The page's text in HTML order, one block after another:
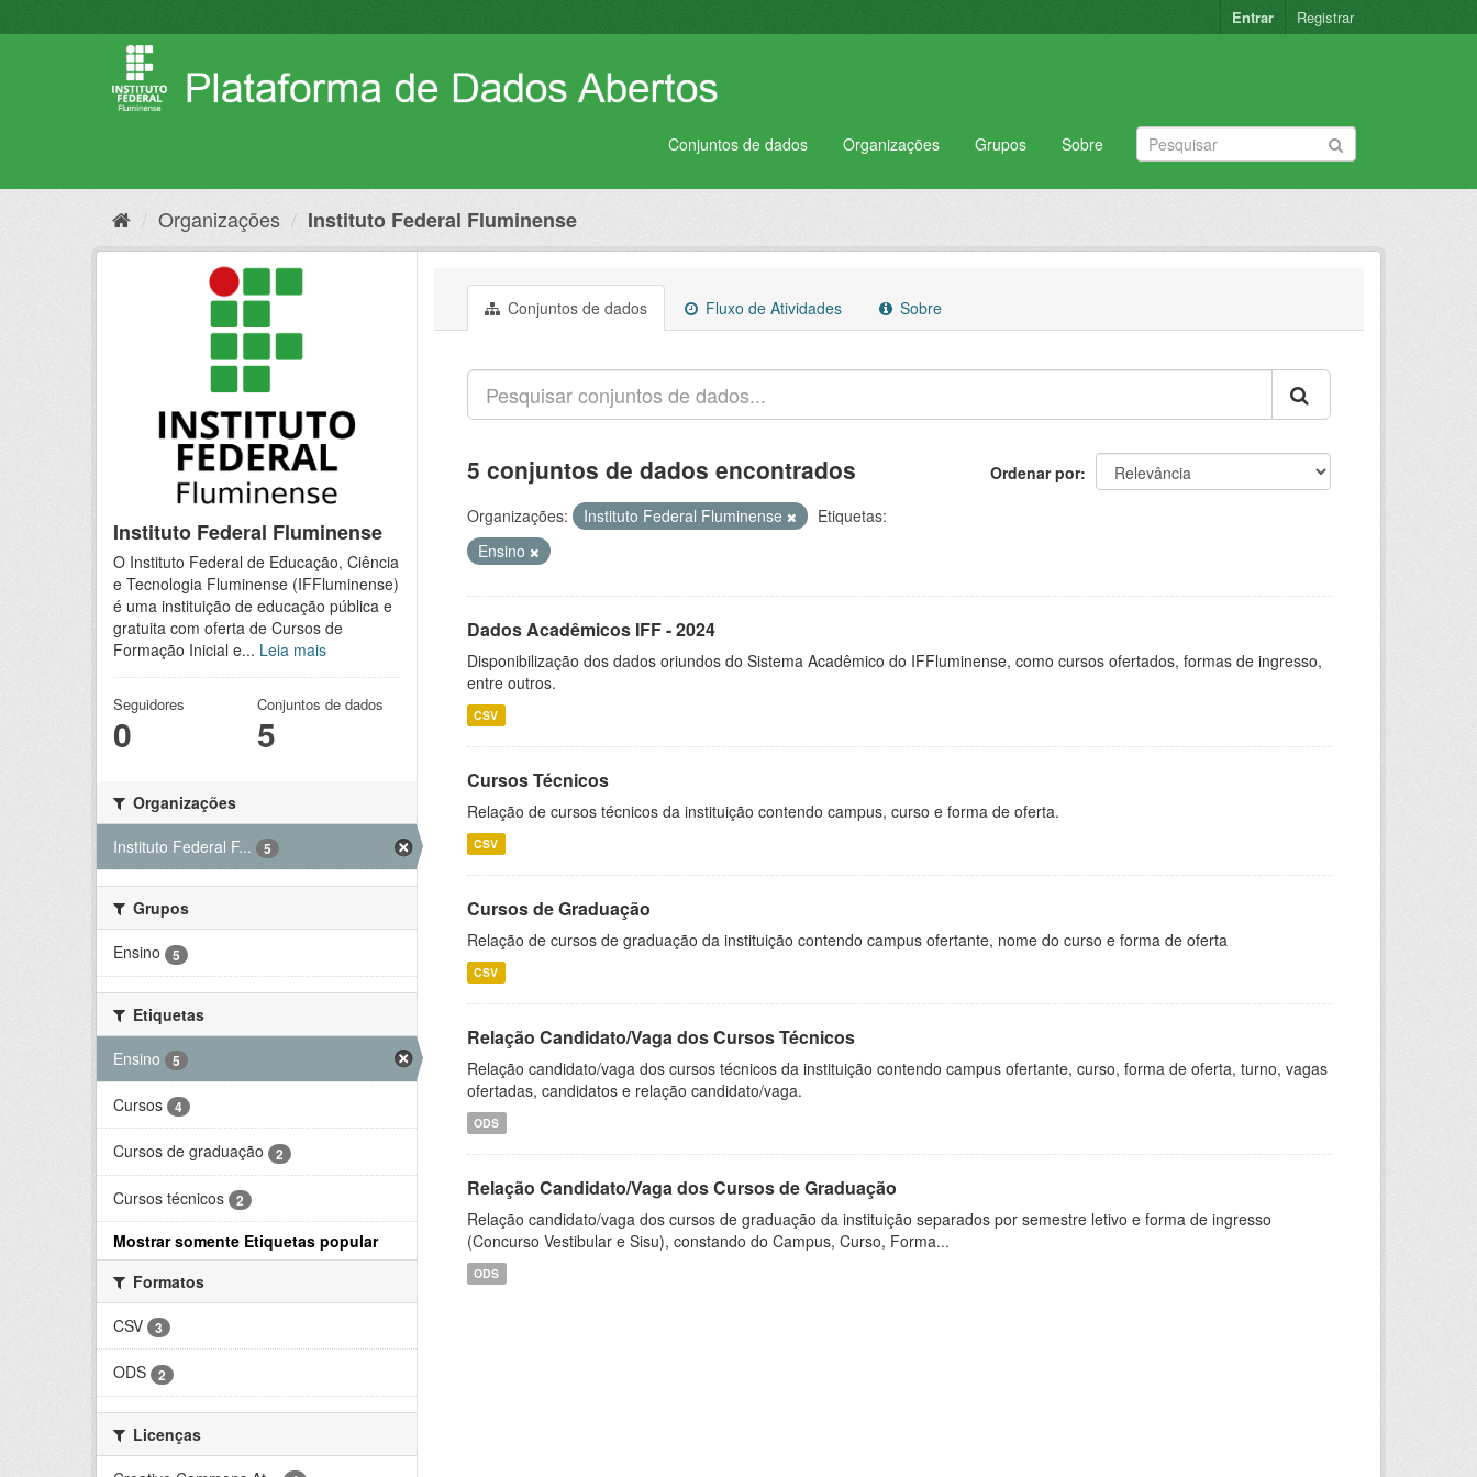
para
Entrar Registrar
Conjuntos de dados Organizações Grupos Sobre
Organizações Instituto Federal Fluminense
Instituto Federal Fluminense
O Instituto Federal de Educação, Ciência
e Tecnologia Fluminense (IFFluminense)
é uma instituição de educação pública e
gratuita com oferta de Cursos de
Formação Inicial e... Leia mais
Seguidores
0
Conjuntos de dados
5
Organizações
Instituto Federal F...
5
Grupos
Ensino
5
Etiquetas
Ensino
5
Cursos 4
Cursos de graduação 2
Cursos técnicos 2
Mostrar somente Etiquetas popular
Formatos
CSV
3
ODS 2
Licenças
Conjuntos de dados Fluxo de Atividades Sobre
Ordenar por
5 conjuntos de dados encontrados
Organizações: Instituto Federal Fluminense
Etiquetas:
Ensino
Dados Acadêmicos IFF - 2024
Disponibilização dos dados oriundos do Sistema Acadêmico do IFFluminense, como cursos ofertados, formas de ingresso,
entre outros.
CSV
Cursos Técnicos
Relação de cursos técnicos da instituição contendo campus, curso e forma de oferta.
CSV
Cursos de Graduação
Relação de cursos de graduação da instituição contendo campus ofertante, nome do curso e forma de oferta
CSV
Relação Candidato/Vaga dos Cursos Técnicos
Relação candidato/vaga dos cursos técnicos da instituição contendo campus ofertante, curso, forma de oferta, turno, vagas
ofertadas, candidatos e relação candidato/vaga.
ODS
Relação Candidato/Vaga dos Cursos de Graduação
Relação candidato/vaga dos cursos de graduação da instituição separados por semestre letivo e forma de ingresso
(Concurso Vestibular e Sisu), constando do Campus, Curso, Forma...
ODS